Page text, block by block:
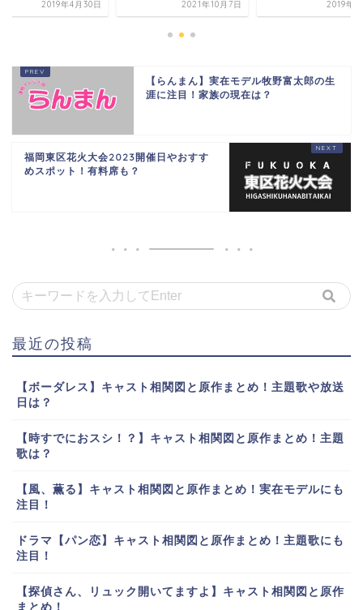
2019年4月30日 2021年10月7日 2019年7
【らんまん】実在モデル牧野富太郎の生
涯に注目！家族の現在は？
福岡東区花火大会2023開催日やおすす
めスポット！有料席も？
最近の投稿
【ボーダレス】キャスト相関図と原作まとめ！主題歌や放送
日は？
【時すでにおスシ！？】キャスト相関図と原作まとめ！主題
歌は？
【風、薫る】キャスト相関図と原作まとめ！実在モデルにも
注目！
ドラマ【パン恋】キャスト相関図と原作まとめ！主題歌にも
注目！
【探偵さん、リュック開いてますよ】キャスト相関図と原作
まとめ！